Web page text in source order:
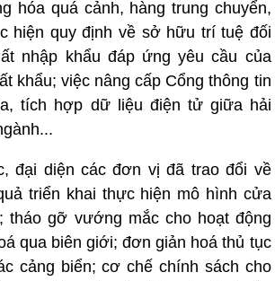
hóa quá cảnh, hàng trung chuyển,
hiện quy định về sở hữu trí tuệ đối
nhập khẩu đáp ứng yêu cầu của
khẩu; việc nâng cấp Cổng thông tin
tích hợp dữ liệu điện tử giữa hải
đại diện các đơn vị đã trao đổi về
triển khai thực hiện mô hình cửa
tháo gỡ vướng mắc cho hoạt động
qua biên giới; đơn giản hoá thủ tục
cảng biển; cơ chế chính sách cho